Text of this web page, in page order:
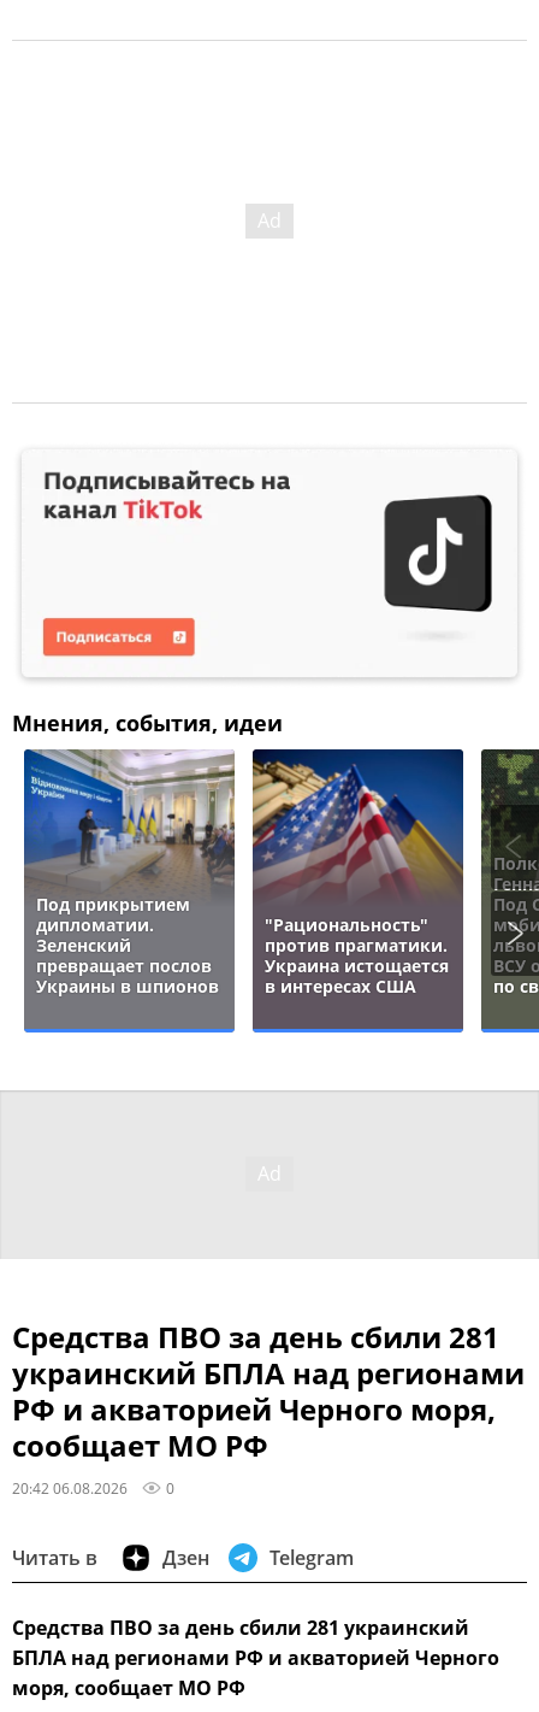
Мнения, события, идеи
Под прикрытием
дипломатии.
Зеленский
превращает послов
Украины в шпионов
"Рациональность"
против прагматики.
Украина истощается
в интересах США
Под
ВСУ
по
Средства ПВО за день сбили 281
украинский БПЛА над регионами
РФ и акваторией Черного моря,
сообщает МО РФ
20:42 06.08.2026 0
Читать в Дзен Telegram
Средства ПВО за день сбили 281 украинский
БПЛА над регионами РФ и акваторией Черного
моря, сообщает МО РФ